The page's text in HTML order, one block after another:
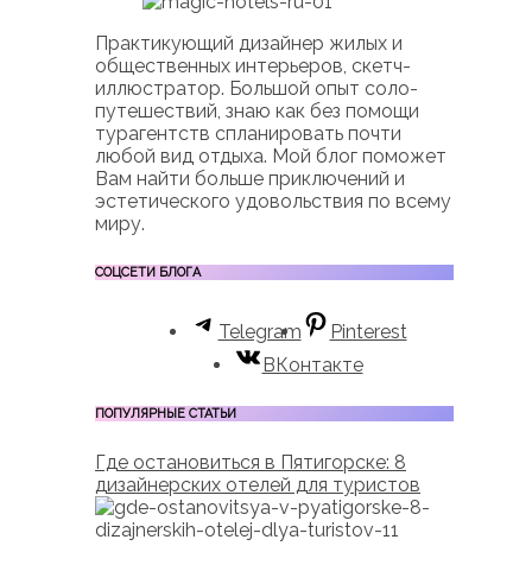
Практикующий дизайнер жилых и
общественных интерьеров, скетч-
иллюстратор. Большой опыт соло-
путешествий, знаю как без помощи
турагентств спланировать почти
любой вид отдыха. Мой блог поможет
Вам найти больше приключений и
эстетического удовольствия по всему
миру.
СОЦСЕТИ БЛОГА
Telegram
Pinterest
ВКонтакте
ПОПУЛЯРНЫЕ СТАТЬИ
Где остановиться в Пятигорске: 8
дизайнерских отелей для туристов